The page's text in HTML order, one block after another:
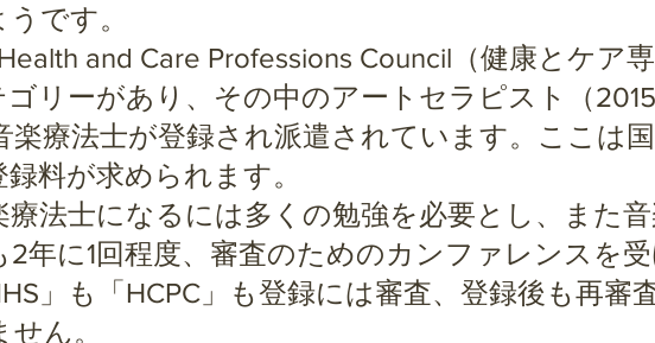
です。
and Care Professions Council（健康とケア
ゴリーがあり、その中のアートセラピスト（
楽療法士が登録され派遣されています。ここは
料が求められます。
法士になるには多くの勉強を必要とし、また音
年に1回程度、審査のためのカンファレンスを
」も「HCPC」も登録には審査、登録後も再審
ん。